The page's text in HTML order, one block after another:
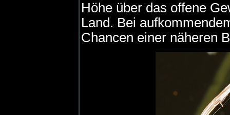
Höhe über das offene
Land. Bei
Chancen einer näheren